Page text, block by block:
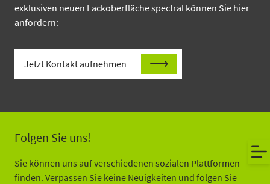
exklusiven neuen Lackoberfläche spectral können Sie hier
anfordern:
Jetzt Kontakt aufnehmen
Folgen Sie uns!
Sie können uns auf verschiedenen sozialen Plattformen
finden. Verpassen Sie keine Neuigkeiten und folgen Sie